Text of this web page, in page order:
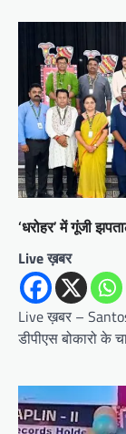
‘धरोहर’ में गूंजी
Live ख़बर
Live ख़बर –
डीपीएस बोकारो के